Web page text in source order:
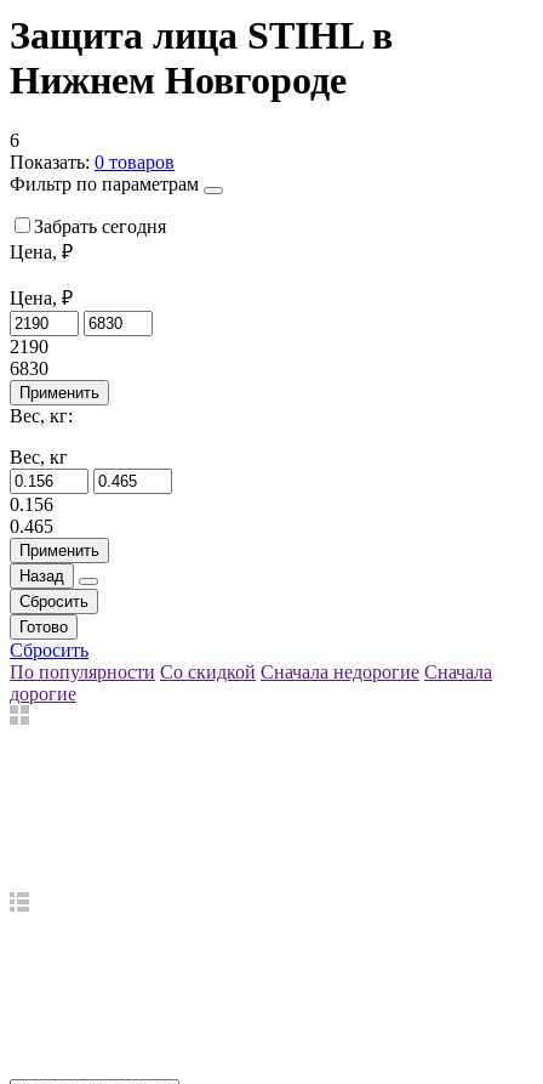
Защита лица STIHL в
Нижнем Новгороде
6
Показать: 0 товаров
Фильтр по параметрам
Забрать сегодня
Цена, ₽
Цена, ₽
2190
6830
Применить
Вес, кг:
Вес, кг
0.156
0.465
Применить
Назад
Сбросить
Готово
Сбросить
По популярности Со скидкой Сначала недорогие Сначала
дорогие